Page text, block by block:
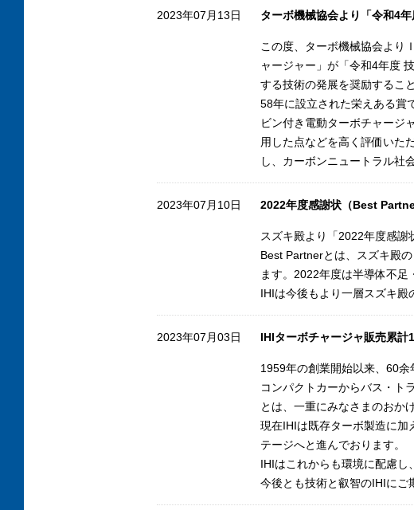
2023年07月13日 ターボ機械協会より「令和4
この度、ターボ機械協会より
ャージャー」が「令和4年度
する技術の発展を奨励するこ
58年に設立された栄えある賞
ビン付き電動ターボチャージ
用した点などを高く評価いた
し、カーボンニュートラル社
2023年07月10日 2022年度感謝状（Best
スズキ殿より「2022年度感謝
Best Partnerとは、スズキ殿
ます。2022年度は半導体不足
IHIは今後もより一層スズキ殿
2023年07月03日 IHIターボチャージャ販売累計
1959年の創業開始以来、60余
コンパクトカーからバス・ト
とは、一重にみなさまのおか
現在IHIは既存ターボ製造に加
テージへと進んでおります。
IHIはこれからも環境に配慮し
今後とも技術と叡智のIHIにご